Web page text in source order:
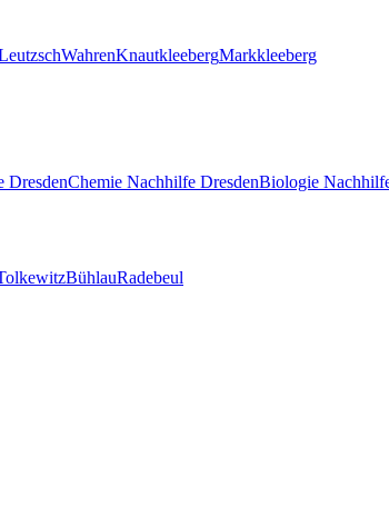
WahrenKnautkleebergMarkkleeberg
DresdenChemie Nachhilfe DresdenBiologie
BühlauRadebeul